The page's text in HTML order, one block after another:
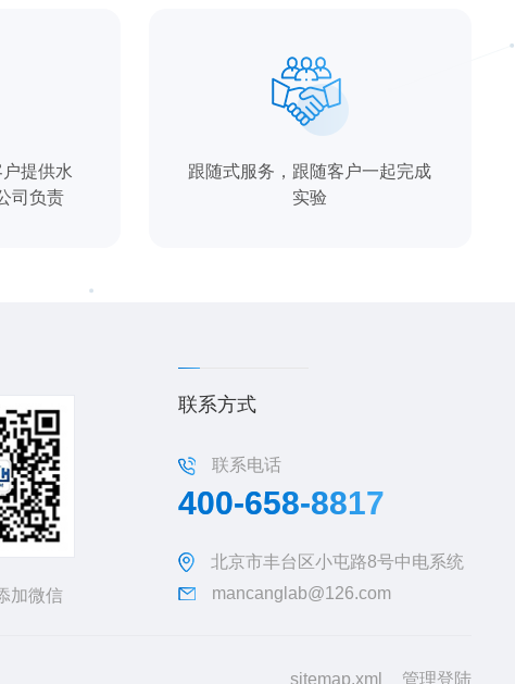
提供水
司负责
跟随式服务，跟随客户一起完成
实验
加微信
联系方式
联系电话
400-658-8817
北京市丰台区小屯路8号中电系统
mancanglab@126.com
sitemap.xml 管理登陆